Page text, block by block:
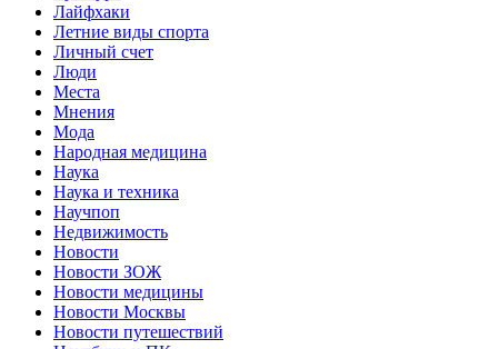
Лайфхаки
Летние виды спорта
Личный счет
Люди
Места
Мнения
Мода
Народная медицина
Наука
Наука и техника
Научпоп
Недвижимость
Новости
Новости ЗОЖ
Новости медицины
Новости Москвы
Новости путешествий